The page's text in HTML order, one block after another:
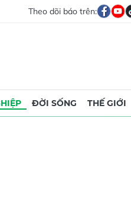
Theo dõi báo trên:
ĐỜI SỐNG THẾ GIỚI